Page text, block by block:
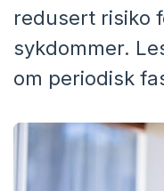
redusert risiko
sykdommer.
om periodisk